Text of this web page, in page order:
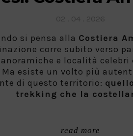
si pensa alla Costiera
corre subito verso
e località celebri
Ma esiste un volto più
di questo territorio:
trekking che la
read more